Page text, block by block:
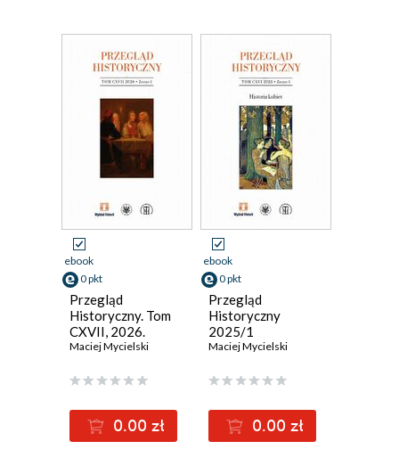
ebook
0 pkt
Przegląd
Historyczny. Tom
CXVII, 2026.
Zeszyt 1
Maciej Mycielski
0.00 zł
ebook
0 pkt
Przegląd
Historyczny
2025/1
Maciej Mycielski
0.00 zł